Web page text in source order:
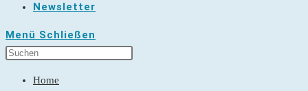
Newsletter
Menü Schließen
Home